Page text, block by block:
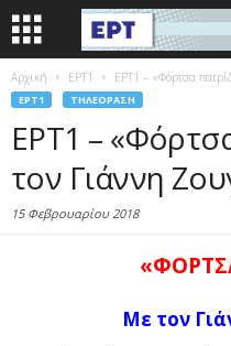
Αρχική EΡΤ1 ΕΡΤ1 – «Φόρτσα
EΡΤ1 ΤΗΛΕΌΡΑΣΗ
ΕΡΤ1 –
τον Γιάννη
15 Φεβρουαρίου 2018
Με τον